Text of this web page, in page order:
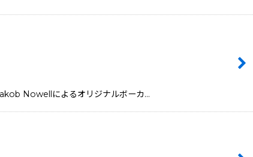
Nowellによるオリジナルボーカ…